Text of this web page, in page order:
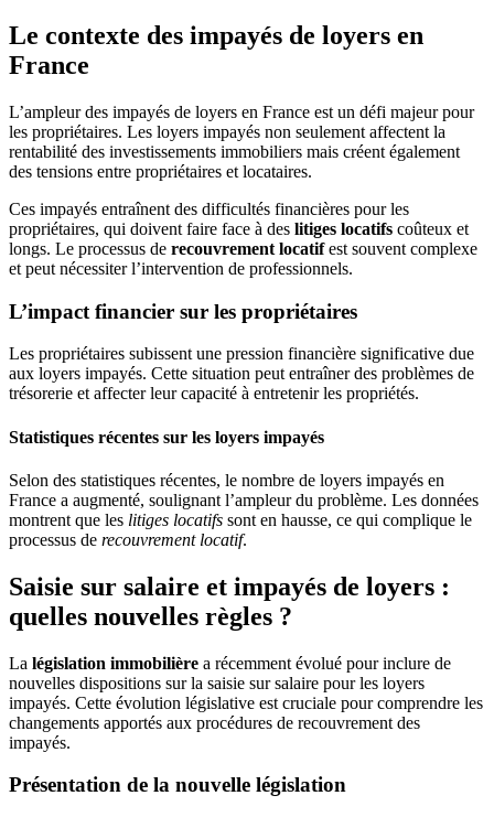
Le contexte des impayés de loyers en
France
L’ampleur des impayés de loyers en France est un défi majeur pour
les propriétaires. Les loyers impayés non seulement affectent la
rentabilité des investissements immobiliers mais créent également
des tensions entre propriétaires et locataires.
Ces impayés entraînent des difficultés financières pour les
propriétaires, qui doivent faire face à des litiges locatifs coûteux et
longs. Le processus de recouvrement locatifest souvent complexe
et peut nécessiter l’intervention de professionnels.
L’impact financier sur les propriétaires
Les propriétaires subissent une pression financière significative due
aux loyers impayés. Cette situation peut entraîner des problèmes de
trésorerie et affecter leur capacité à entretenir les propriétés.
Statistiques récentes sur les loyers impayés
Selon des statistiques récentes, le nombre de loyers impayés en
France a augmenté, soulignant l’ampleur du problème. Les données
montrent que les litiges locatifs sont en hausse, ce qui complique le
processus de recouvrement locatif.
Saisie sur salaire et impayés de loyers :
quelles nouvelles règles ?
La législation immobilière a récemment évolué pour inclure de
nouvelles dispositions sur la saisie sur salaire pour les loyers
impayés. Cette évolution législative est cruciale pour comprendre les
changements apportés aux procédures de recouvrement des
impayés.
Présentation de la nouvelle législation